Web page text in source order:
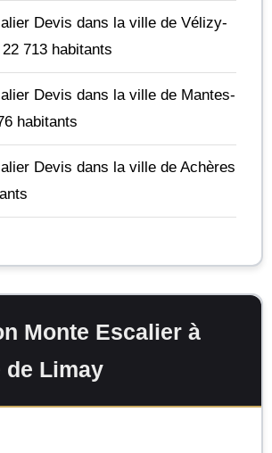
Devis dans la ville de Vélizy-
713 habitants
Devis dans la ville de Mantes-
habitants
Devis dans la ville de Achères
Monte Escalier à
Limay